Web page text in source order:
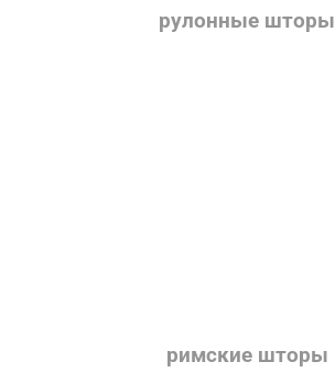
рулонные шторы
римские шторы